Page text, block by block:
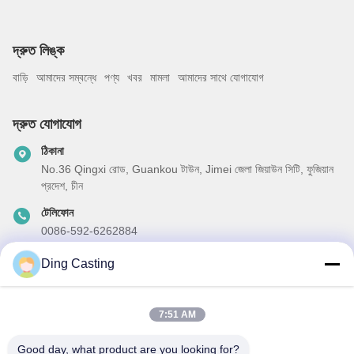
দ্রুত লিঙ্ক
বাড়ি আমাদের সম্বন্ধে পণ্য খবর মামলা আমাদের সাথে যোগাযোগ
দ্রুত যোগাযোগ
ঠিকানা
No.36 Qingxi রোড, Guankou টাউন, Jimei জেলা জিয়াউন সিটি, ফুজিয়ান
প্রদেশ, চীন
টেলিফোন
0086-592-6262884
ই-মেইল
Ding Casting
7:51 AM
Good day, what product are you looking for?